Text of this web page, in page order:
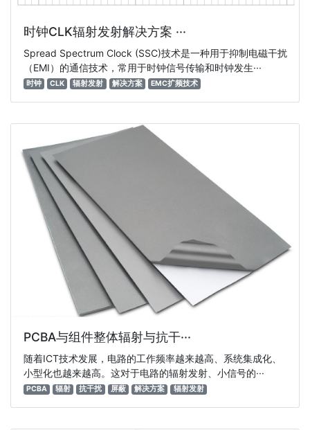
时钟CLK辐射发射解决方案 ···
Spread Spectrum Clock (SSC)技术是一种用于抑制电磁干扰
（EMI）的通信技术，常用于时钟信号传输和时钟发生···
时钟 CLK 辐射发射 解决方案 EMC扩频技术
PCBA与组件整体辐射与抗干···
随着ICT技术发展，电路的工作频率越来越高、系统集成化、
小型化也越来越高。这对于电路的辐射发射、小信号的···
PCBA 辐射 抗干扰 屏蔽 解决方案 辐射发射